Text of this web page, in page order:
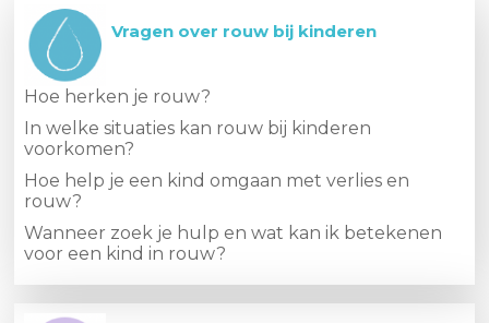
Vragen over rouw bij kinderen
Hoe herken je rouw?
In welke situaties kan rouw bij kinderen
voorkomen?
Hoe help je een kind omgaan met verlies en
rouw?
Wanneer zoek je hulp en wat kan ik betekenen
voor een kind in rouw?